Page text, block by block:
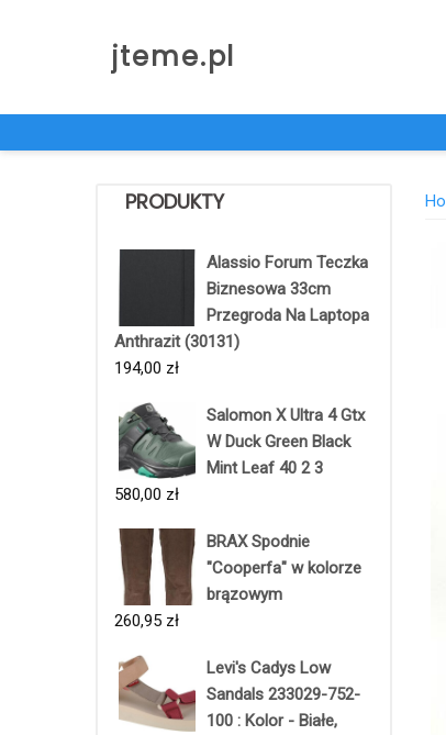
jteme.pl
PRODUKTY
Alassio Forum Teczka
Biznesowa 33cm
Przegroda Na Laptopa
Anthrazit (30131)
194,00 zł
Salomon X Ultra 4 Gtx
W Duck Green Black
Mint Leaf 40 2 3
580,00 zł
BRAX Spodnie
"Cooperfa" w kolorze
brązowym
260,95 zł
Levi's Cadys Low
Sandals 233029-752-
100 : Kolor - Białe,